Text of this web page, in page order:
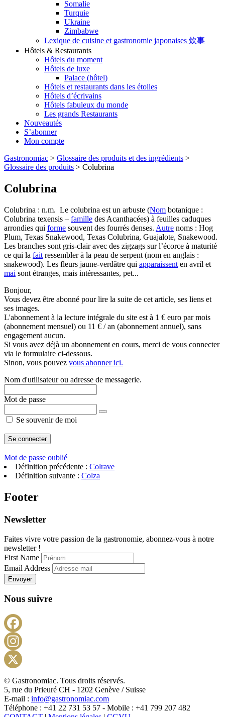
Somalie
Turquie
Ukraine
Zimbabwe
Lexique de cuisine et gastronomie japonaises 炊事
Hôtels & Restaurants
Hôtels du moment
Hôtels de luxe
Palace (hôtel)
Hôtels et restaurants dans les étoiles
Hôtels d’écrivains
Hôtels fabuleux du monde
Les grands Restaurants
Nouveautés
S’abonner
Mon compte
Gastronomiac > Glossaire des produits et des ingrédients >
Glossaire des produits > Colubrina
Colubrina
Colubrina : n.m. Le colubrina est un arbuste (Nom botanique :
Colubrina texensis – famille des Acanthacées) à feuilles caduques
arrondies qui forme souvent des fourrés denses. Autre noms : Hog
Plum, Texas Snakewood, Texas Colubrina, Guajalote, Snakewood.
Les branches sont gris-clair avec des zigzags sur l’écorce à maturité
ce qui la fait ressembler à la peau de serpent (nom en anglais :
snakewood). Les fleurs jaune-verdâtre qui apparaissent en avril et
mai sont étranges, mais intéressantes, pet...
Bonjour,
Vous devez être abonné pour lire la suite de cet article, ses liens et
ses images.
L'abonnement à la lecture intégrale du site est à 1 € euro par mois
(abonnement mensuel) ou 11 € / an (abonnement annuel), sans
engagement aucun.
Si vous avez déjà un abonnement en cours, merci de vous connecter
via le formulaire ci-dessous.
Sinon, vous pouvez vous abonner ici.
Nom d'utilisateur ou adresse de messagerie.
Mot de passe
Se souvenir de moi
Mot de passe oublié
Définition précédente : Colrave
Définition suivante : Colza
Footer
Newsletter
Faites vivre votre passion de la gastronomie, abonnez-vous à notre
newsletter !
First Name
Email Address
Envoyer
Nous suivre
X
© Gastronomiac. Tous droits réservés.
5, rue du Prieuré CH - 1202 Genève / Suisse
E-mail : info@gastronomiac.com
Téléphone : +41 22 731 53 57 - Mobile : +41 799 207 482